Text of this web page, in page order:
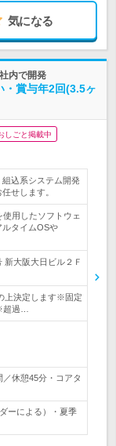
気になる
内で開発
・賞与年2回(3.5ヶ
しごと掲載中
込系システム開発
せします。
使用したソフトウェ
ルタイムOSや
新大阪大日ビル２Ｆ
上決定します※固定
超過…
休憩45分・コアタ
ーによる）・夏季